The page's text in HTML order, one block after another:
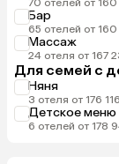
Бар
65 отелей от
Массаж
24 отеля от 167
Для семей с
Няня
3 отеля от 176
Детское меню
6 отелей от 178